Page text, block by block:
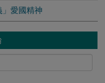
」愛國精神